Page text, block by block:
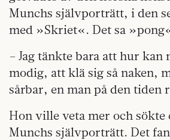
Munchs självporträtt, i den
med »Skriet«. Det sa
– Jag tänkte bara att hur kan
modig, att klä sig så naken,
sårbar, en man på den tiden
Hon ville veta mer och sökte
Munchs självporträtt. Det